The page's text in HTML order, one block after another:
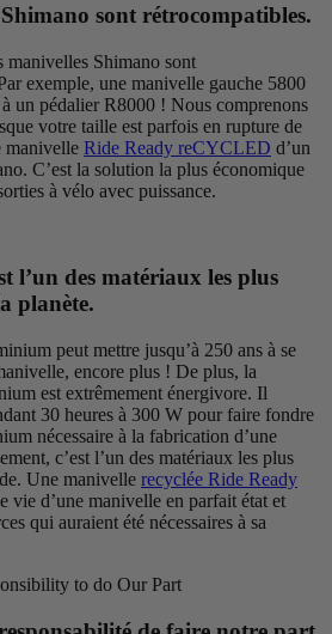
sont rétrocompatibles.
manivelles Shimano sont
exemple, une manivelle gauche 5800
à un pédalier R8000 ! Nous comprenons
votre taille est parfois en rupture de
manivelle Ride Ready reCYCLED d’un
C’est la solution la plus économique
à vélo avec puissance.
l’un des matériaux les plus
planète.
peut mettre jusqu’à 250 ans à se
encore plus ! De plus, la
est extrêmement énergivore. Il
30 heures à 300 W pour faire fondre
nécessaire à la fabrication d’une
c’est l’un des matériaux les plus
Une manivelle recyclée Ride Ready
vie d’une manivelle en parfait état et
qui auraient été nécessaires à sa